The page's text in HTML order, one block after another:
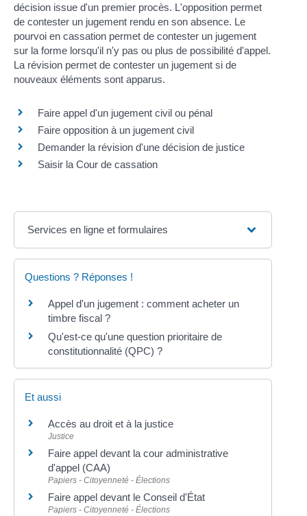
décision issue d'un premier procès. L'opposition permet
de contester un jugement rendu en son absence. Le
pourvoi en cassation permet de contester un jugement
sur la forme lorsqu'il n'y pas ou plus de possibilité d'appel.
La révision permet de contester un jugement si de
nouveaux éléments sont apparus.
Faire appel d'un jugement civil ou pénal
Faire opposition à un jugement civil
Demander la révision d'une décision de justice
Saisir la Cour de cassation
Services en ligne et formulaires
Questions ? Réponses !
Appel d'un jugement : comment acheter un
timbre fiscal ?
Qu'est-ce qu'une question prioritaire de
constitutionnalité (QPC) ?
Et aussi
Accès au droit et à la justice
Justice
Faire appel devant la cour administrative
d'appel (CAA)
Papiers - Citoyenneté - Élections
Faire appel devant le Conseil d'État
Papiers - Citoyenneté - Élections